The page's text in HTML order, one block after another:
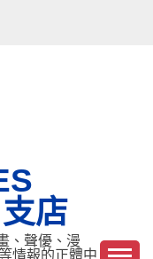
店
、聲優、漫
情報的正體中